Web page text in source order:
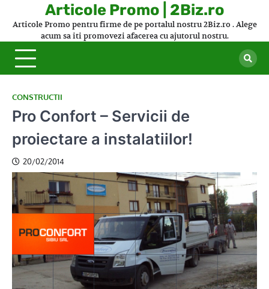
Articole Promo | 2Biz.ro
Articole Promo pentru firme de pe portalul nostru 2Biz.ro . Alege
acum sa iti promovezi afacerea cu ajutorul nostru.
CONSTRUCTII
Pro Confort – Servicii de
proiectare a instalatiilor!
20/02/2014